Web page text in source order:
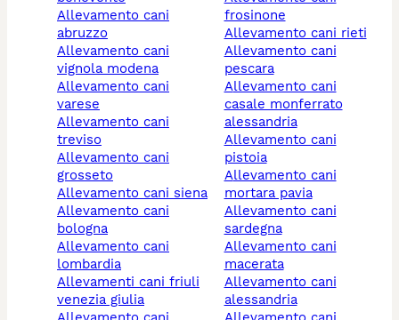
allevamento cani
abruzzo
allevamento cani
vignola modena
allevamento cani
varese
allevamento cani
treviso
allevamento cani
grosseto
allevamento cani siena
allevamento cani
bologna
allevamento cani
lombardia
allevamenti cani friuli
venezia giulia
frosinone
allevamento cani rieti
allevamento cani
pescara
allevamento cani
casale monferrato
alessandria
allevamento cani
pistoia
allevamento cani
mortara pavia
allevamento cani
sardegna
allevamento cani
macerata
allevamento cani
alessandria